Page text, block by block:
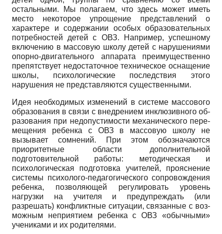
остальными. Мы полагаем, что здесь может иметь
место некоторое упрощение пред­ставлений о
характере и содержании особых образова­тельных
потребностей детей с ОВЗ. Например, успеш­ному
включению в массовую школу детей с нарушени­ями
опорно-двигательного аппарата преимущественно
препятствует недостаточное техническое оснащение
школы, психологические последствия этого
нарушения не представляются существенными.
Идея необходимых изменений в системе массового
образования в связи с внедрением инклюзивного об­
разования при недопустимости механического пере­
мещения ребенка с ОВЗ в массовую школу не
вызыва­ет сомнений. При этом обозначаются
приоритетные области дополнительной
подготовительной работы: методическая и
психологическая подготовка учите­лей, прояснение
системы психолого-педагогического сопровождения
ребенка, позволяющей регулировать уровень
нагрузки на учителя и предупреждать (или
разрешать) конфликтные ситуации, связанные с воз­
можным неприятием ребенка с ОВЗ «обычными»
уче­никами и их родителями.